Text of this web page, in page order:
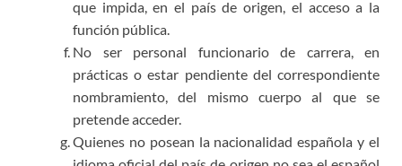
que impida, en el país de origen, el acceso a la
función pública.
No ser personal funcionario de carrera, en
prácticas o estar pendiente del correspondiente
nombramiento, del mismo cuerpo al que se
pretende acceder.
Quienes no posean la nacionalidad española y el